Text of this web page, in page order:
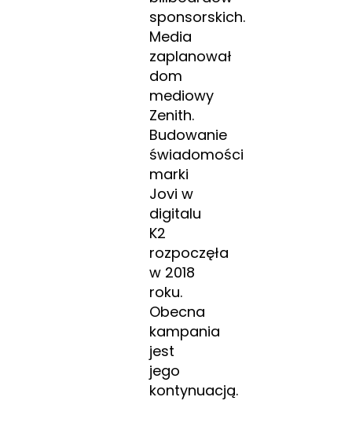
sponsorskich.
Media
zaplanował
dom
mediowy
Zenith.
Budowanie
świadomości
marki
Jovi w
digitalu
K2
rozpoczęła
w 2018
roku.
Obecna
kampania
jest
jego
kontynuacją.